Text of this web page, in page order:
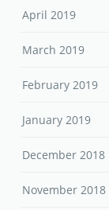
April 2019
March 2019
February 2019
January 2019
December 2018
November 2018